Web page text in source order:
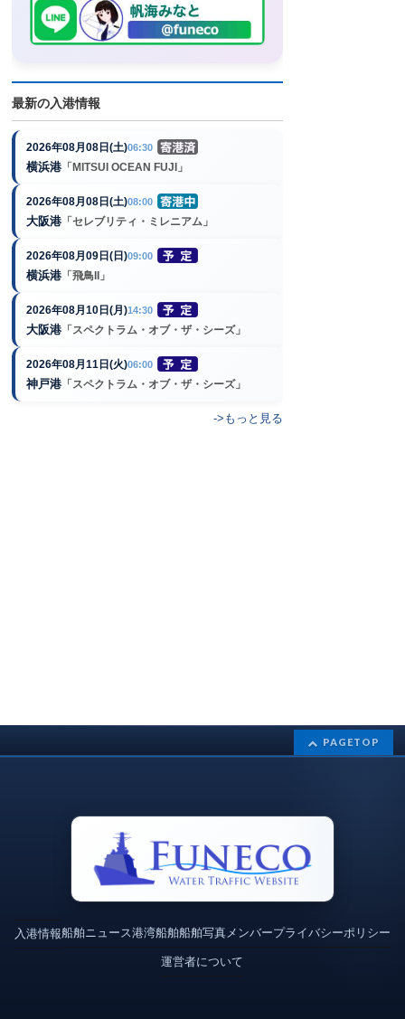
最新の入港情報
2026年08月08日(土)06:30
横浜港 「MITSUI OCEAN FUJI」
2026年08月08日(土)08:00
大阪港 「セレブリティ・ミレニアム」
2026年08月09日(日)09:00
横浜港 「飛鳥II」
2026年08月10日(月)14:30
大阪港 「スペクトラム・オブ・ザ・シーズ」
2026年08月11日(火)06:00
神戸港 「スペクトラム・オブ・ザ・シーズ」
->もっと見る
PAGETOP
入港情報船舶ニュース港湾船舶船舶写真メンバープライバシーポリシー
運営者について